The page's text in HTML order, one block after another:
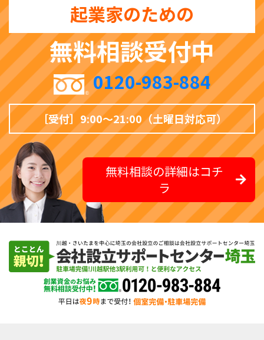
無料相談の詳細はコチ
ラ
起業家のための
無料相談受付中
0120-983-884
［受付］9:00〜21:00（土曜日対応可）